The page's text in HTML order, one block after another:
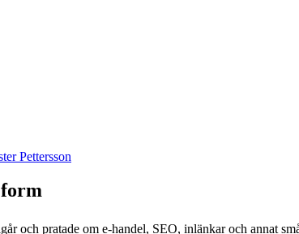
Pettersson
och pratade om e-handel, SEO, inlänkar och annat